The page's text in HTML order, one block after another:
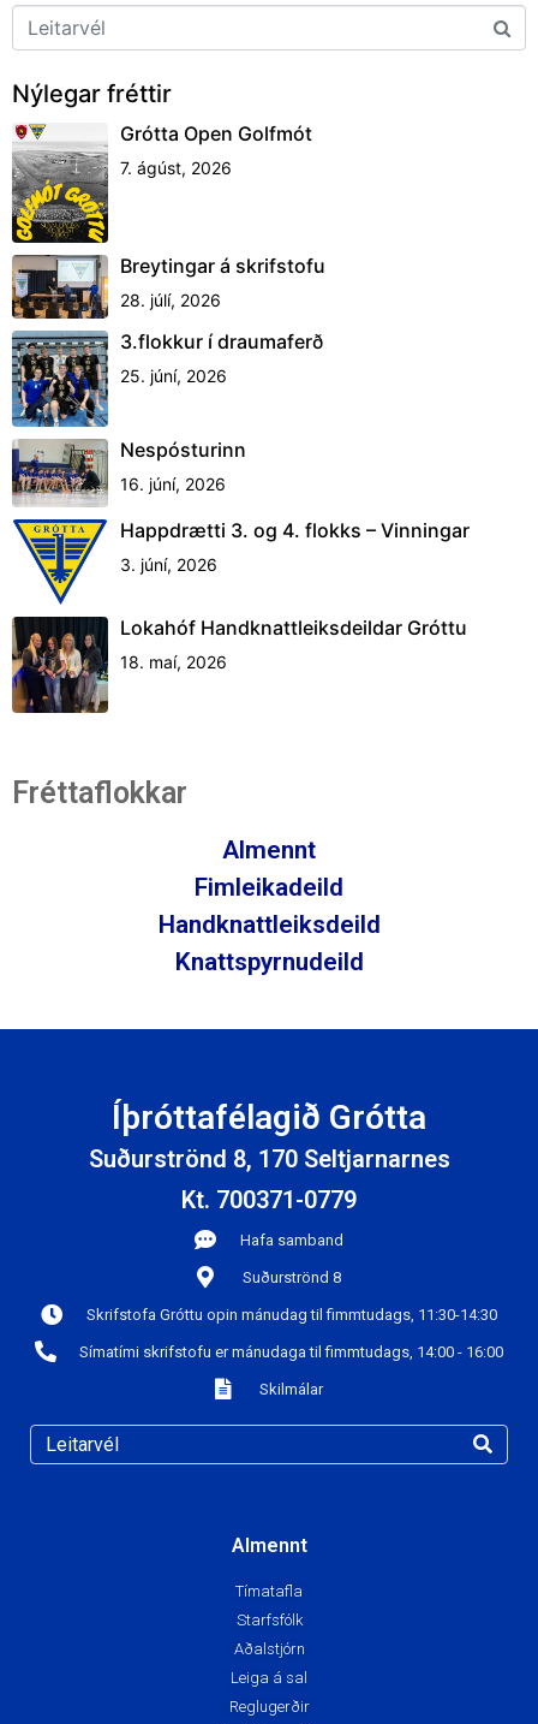
Nýlegar fréttir
Grótta Open Golfmót
7. ágúst, 2026
Breytingar á skrifstofu
28. júlí, 2026
3.flokkur í draumaferð
25. júní, 2026
Nespósturinn
16. júní, 2026
Happdrætti 3. og 4. flokks – Vinningar
3. júní, 2026
Lokahóf Handknattleiksdeildar Gróttu
18. maí, 2026
Fréttaflokkar
Almennt
Fimleikadeild
Handknattleiksdeild
Knattspyrnudeild
Íþróttafélagið Grótta
Suðurströnd 8, 170 Seltjarnarnes
Kt. 700371-0779
Hafa samband
Suðurströnd 8
Skrifstofa Gróttu opin mánudag til fimmtudags, 11:30-14:30
Símatími skrifstofu er mánudaga til fimmtudags, 14:00 - 16:00
Skilmálar
Almennt
Tímatafla
Starfsfólk
Aðalstjórn
Leiga á sal
Reglugerðir